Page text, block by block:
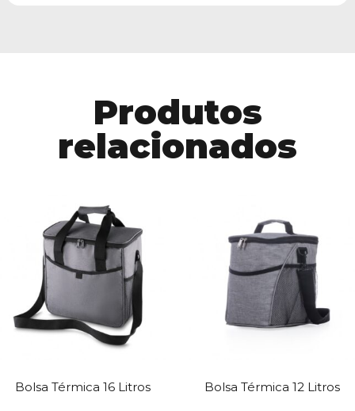
Produtos
relacionados
Bolsa Térmica 16 Litros Bolsa Térmica 12 Litros